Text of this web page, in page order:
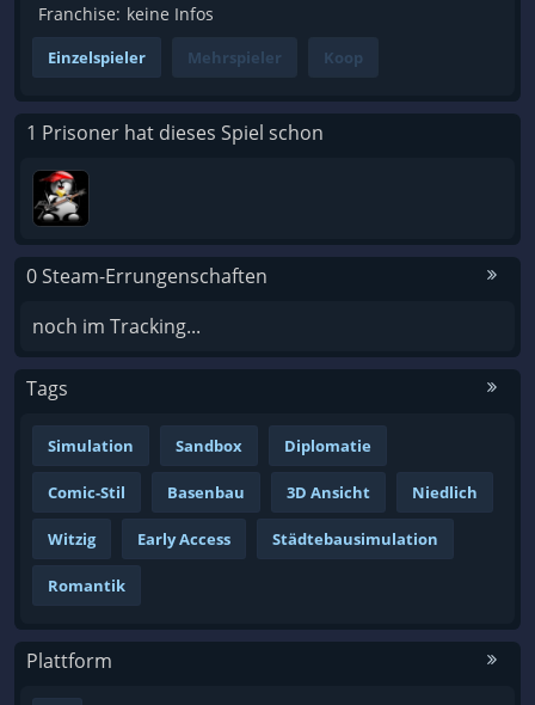
Franchise: keine Infos
Einzelspieler Mehrspieler Koop
1 Prisoner hat dieses Spiel schon
0 Steam-Errungenschaften
noch im Tracking...
Tags
Simulation Sandbox Diplomatie
Comic-Stil Basenbau 3D Ansicht Niedlich
Witzig Early Access Städtebausimulation
Romantik
Plattform